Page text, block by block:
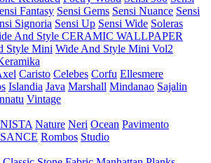
Fantasy Sensi Gems Sensi Nuance Sensi
Signoria Sensi Up Sensi Wide Soleras
And Style CERAMIC WALLPAPER
Style Mini Wide And Style Mini Vol2
Caristo Celebes Corfu Ellesmere
Islandia Java Marshall Mindanao Sajalin
Vintage
Nature Neri Ocean Pavimento
Rombos Studio